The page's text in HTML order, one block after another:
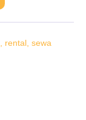
rental sewa